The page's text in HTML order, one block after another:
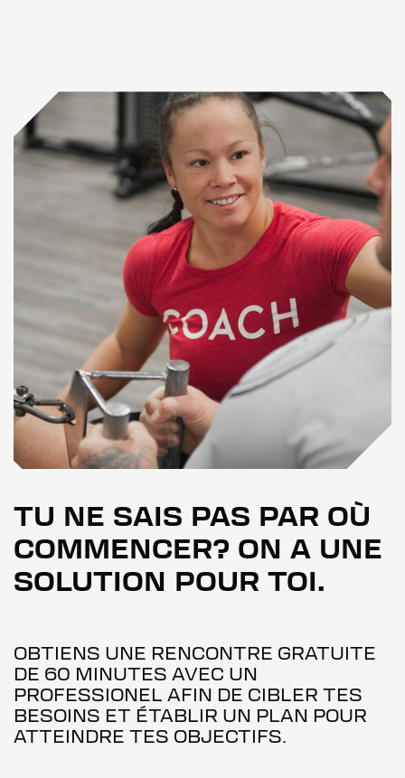
TU NE SAIS PAS PAR OÙ
COMMENCER? ON A UNE
SOLUTION POUR TOI.
OBTIENS UNE RENCONTRE GRATUITE
DE 60 MINUTES AVEC UN
PROFESSIONEL AFIN DE CIBLER TES
BESOINS ET ÉTABLIR UN PLAN POUR
ATTEINDRE TES OBJECTIFS.